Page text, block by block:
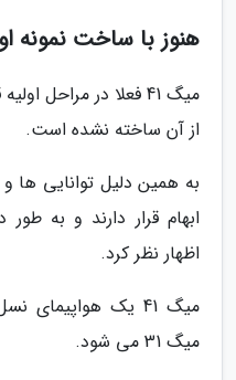
هنوز با ساخت نمونه اولیه میگ
میگ 41 فعلا در مراحل
از آن ساخته نشده است.
به همین دلیل توانایی ها
ابهام قرار دارند و به
اظهار نظر کرد.
میگ 41 یک
میگ 31 می شود.